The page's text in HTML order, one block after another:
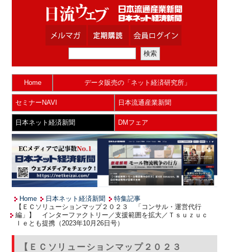
Home データ販売の「ネット経済研究所」
セミナーNAVI 日本流通産業新聞
日本ネット経済新聞 DMフェア
Home 日本ネット経済新聞
特集記事
【ＥＣソリューションマップ２０２３ 「コンサル・運営代行
編」】 インターファクトリー／支援範囲を拡大／Ｔｓｕｚｕｃ
ｌｅとも提携（2023年10月26日号）
【ＥＣソリューションマップ２０２３